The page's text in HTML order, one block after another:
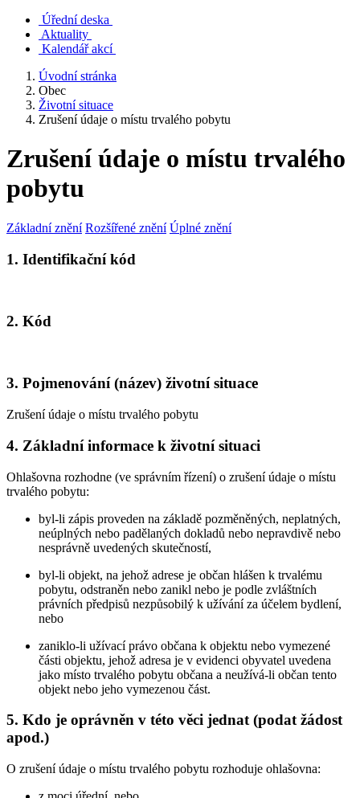
Úřední deska
Aktuality
Kalendář akcí
Úvodní stránka
Obec
Životní situace
Zrušení údaje o místu trvalého pobytu
Zrušení údaje o místu trvalého
pobytu
Základní znění Rozšířené znění Úplné znění
1. Identifikační kód
2. Kód
3. Pojmenování (název) životní situace
Zrušení údaje o místu trvalého pobytu
4. Základní informace k životní situaci
Ohlašovna rozhodne (ve správním řízení) o zrušení údaje o místu
trvalého pobytu:
byl-li zápis proveden na základě pozměněných, neplatných,
neúplných nebo padělaných dokladů nebo nepravdivě nebo
nesprávně uvedených skutečností,
byl-li objekt, na jehož adrese je občan hlášen k trvalému
pobytu, odstraněn nebo zanikl nebo je podle zvláštních
právních předpisů nezpůsobilý k užívání za účelem bydlení,
nebo
zaniklo-li užívací právo občana k objektu nebo vymezené
části objektu, jehož adresa je v evidenci obyvatel uvedena
jako místo trvalého pobytu občana a neužívá-li občan tento
objekt nebo jeho vymezenou část.
5. Kdo je oprávněn v této věci jednat (podat žádost
apod.)
O zrušení údaje o místu trvalého pobytu rozhoduje ohlašovna: